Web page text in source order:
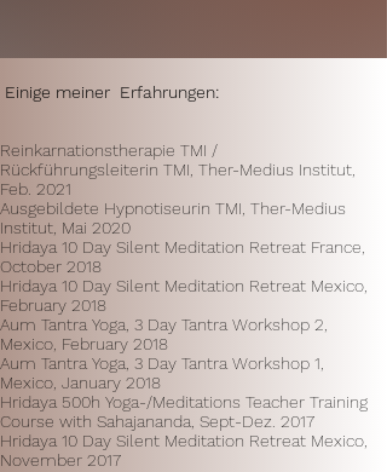
Einige meiner Erfahrungen:
Reinkarnationstherapie TMI /
Rückführungsleiterin TMI, Ther-Medius Institut,
Feb. 2021
Ausgebildete Hypnotiseurin TMI, Ther-Medius
Institut, Mai 2020
Hridaya 10 Day Silent Meditation Retreat France,
October 2018
Hridaya 10 Day Silent Meditation Retreat Mexico,
February 2018
Aum Tantra Yoga, 3 Day Tantra Workshop 2,
Mexico, February 2018
Aum Tantra Yoga, 3 Day Tantra Workshop 1,
Mexico, January 2018
Hridaya 500h Yoga-/Meditations Teacher Training
Course with Sahajananda, Sept-Dez. 2017
Hridaya 10 Day Silent Meditation Retreat Mexico,
November 2017